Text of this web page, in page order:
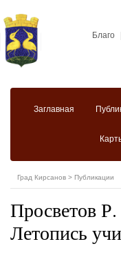
Благо
Заглавная
Град Кирсанов > Публикации
Просветов Р.
Летопись